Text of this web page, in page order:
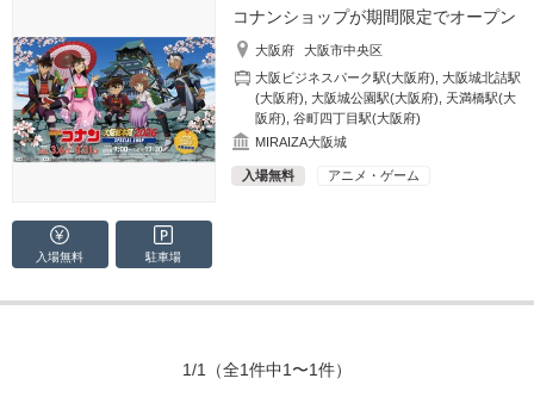
コナンショップが期間限定でオープン
大阪府
大阪市中央区
大阪ビジネスパーク駅(大阪府) ,大阪城北詰駅
(大阪府) ,大阪城公園駅(大阪府)
天満橋駅(大
阪府) ,谷町四丁目駅(大阪府)
MIRAIZA大阪城
入場無料 アニメ・ゲーム
入場無料 駐車場
1/1 （全1件中1〜1件）